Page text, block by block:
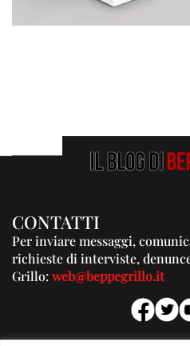
CONTATTI
Per inviare messaggi,
richieste di interviste,
Grillo:web@beppegrillo.it